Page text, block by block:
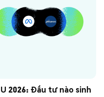
2026: Đầu tư nào sinh